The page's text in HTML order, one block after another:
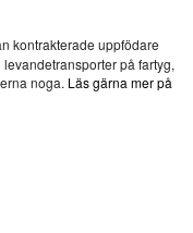
kontrakterade uppfödare
på fartyg,
noga. Läs gärna mer på